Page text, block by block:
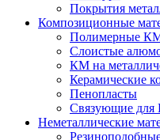
Покрытия
Композиционные
Полимерные
Слоистые
КМ на
Керамические
Пенопласты
Связующие
Неметаллические